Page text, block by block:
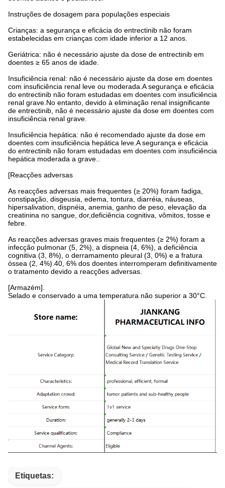
Instruções de dosagem para populações especiais
Crianças: a segurança e eficácia do entrectinib não foram
estabelecidas em crianças com idade inferior a 12 anos.
Geriátrica: não é necessário ajuste da dose de entrectinib em
doentes ≥ 65 anos de idade.
Insuficiência renal: não é necessário ajuste da dose em doentes
com insuficiência renal leve ou moderada.A segurança e eficácia
do entrectinib não foram estudadas em doentes com insuficiência
renal grave.No entanto, devido à eliminação renal insignificante
de entrectinib, não é necessário ajuste da dose em doentes com
insuficiência renal grave.
Insuficiência hepática: não é recomendado ajuste da dose em
doentes com insuficiência hepática leve.A segurança e eficácia
do entrectinib não foram estudadas em doentes com insuficiência
hepática moderada a grave..
[Reacções adversas
As reacções adversas mais frequentes (≥ 20%) foram fadiga,
constipação, disgeusia, edema, tontura, diarréia, náuseas,
hipersalivation, dispnéia, anemia, ganho de peso, elevação da
creatinina no sangue, dor,deficiência cognitiva, vômitos, tosse e
febre.
As reacções adversas graves mais frequentes (≥ 2%) foram a
infecção pulmonar (5, 2%), a dispneia (4, 6%), a deficiência
cognitiva (3, 8%), o derramamento pleural (3, 0%) e a fratura
óssea (2, 4%).40, 6% dos doentes interromperam definitivamente
o tratamento devido a reacções adversas.
[Armazém].
Selado e conservado a uma temperatura não superior a 30°C.
Etiquetas: